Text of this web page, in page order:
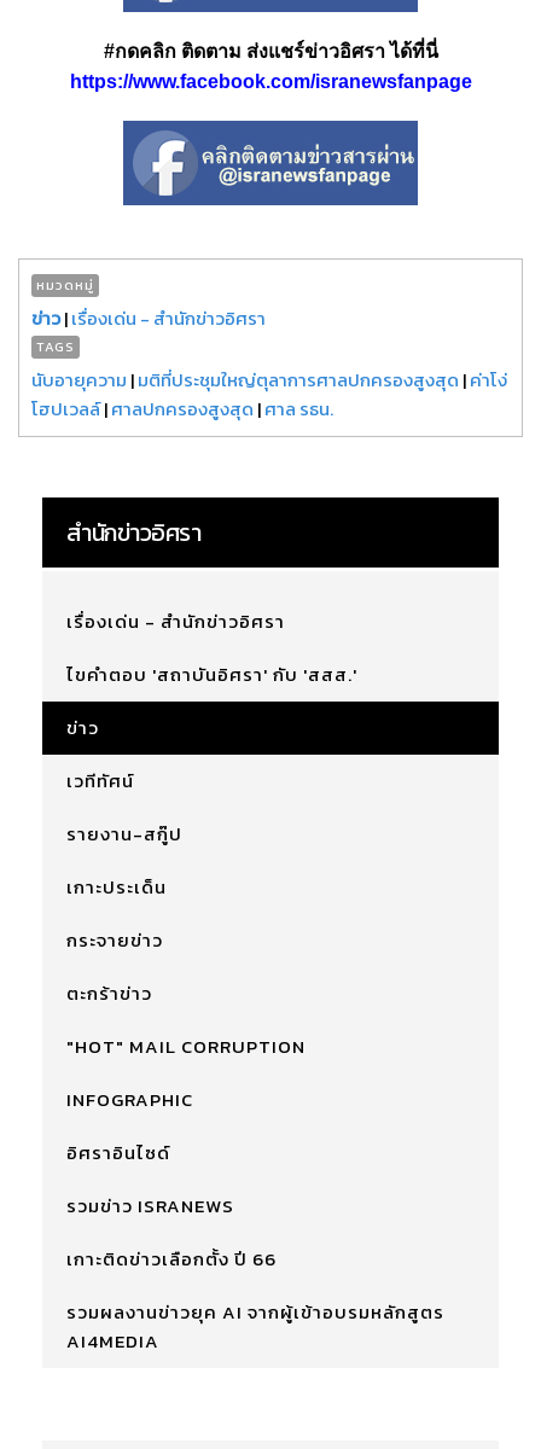
#กดคลิก ติดตาม ส่งแชร์ข่าวอิศรา ได้ที่นี่
https://www.facebook.com/isranewsfanpage
หมวดหมู่
ข่าว|เรื่องเด่น - สำนักข่าวอิศรา
TAGS
นับอายุความ |มติที่ประชุมใหญ่ตุลาการศาลปกครองสูงสุด |ค่าโง่
โฮปเวลล์|ศาลปกครองสูงสุด |ศาล รธน.
สำนักข่าวอิศรา
เรื่องเด่น - สำนักข่าวอิศรา
ไขคำตอบ 'สถาบันอิศรา' กับ 'สสส.'
ข่าว
เวทีทัศน์
รายงาน-สกู๊ป
เกาะประเด็น
กระจายข่าว
ตะกร้าข่าว
"HOT" MAIL CORRUPTION
INFOGRAPHIC
อิศราอินไซด์
รวมข่าว ISRANEWS
เกาะติดข่าวเลือกตั้ง ปี 66
รวมผลงานข่าวยุค AI จากผู้เข้าอบรมหลักสูตร
AI4MEDIA